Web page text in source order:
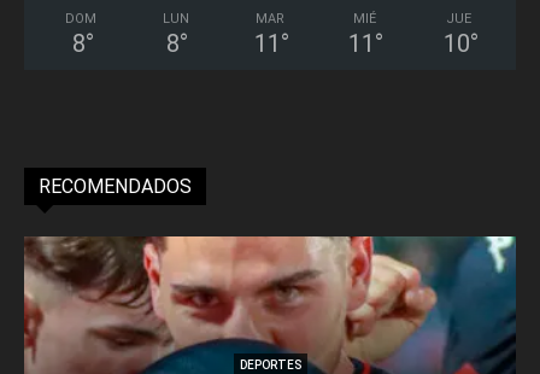
DOM
8°
LUN
8°
MAR
11 °
MIÉ
11 °
JUE
10°
RECOMENDADOS
DEPORTES